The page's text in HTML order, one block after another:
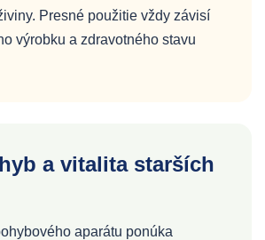
Presné použitie vždy závisí
výrobku a zdravotného stavu
a vitalita starších
aparátu ponúka